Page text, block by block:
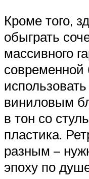
Кроме того,
обыграть
массивного
современной
виниловым
в тон со
пластика.
разным –
эпоху по